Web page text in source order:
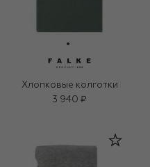
Хлопковые колготки
3 940 ₽